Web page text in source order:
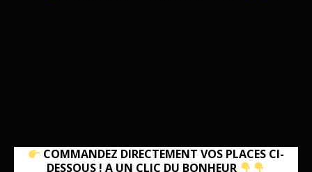
COMMANDEZ DIRECTEMENT VOS PLACES CI-
DESSOUS ! A UN CLIC DU BONHEUR